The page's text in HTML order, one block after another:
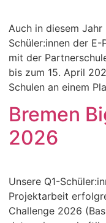
Auch in diesem
Schüler:innen der E-
mit der
bis zum 15. April
Schulen an einem
Bremen
2026
Unsere Q1-
Projektarbeit
Challenge 2026